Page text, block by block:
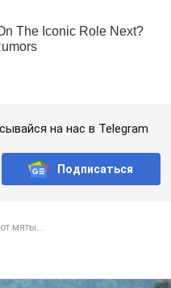
на нас в Telegram
Подписаться
мяты...